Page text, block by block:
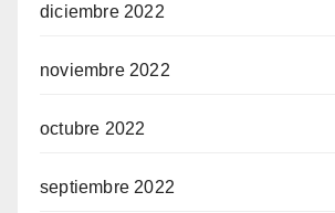
diciembre 2022
noviembre 2022
octubre 2022
septiembre 2022